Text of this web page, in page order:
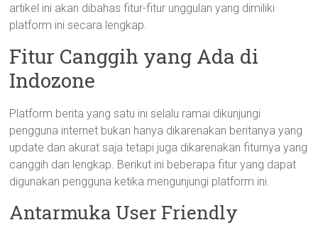
artikel ini akan dibahas fitur-fitur unggulan yang dimiliki
platform ini secara lengkap.
Fitur Canggih yang Ada di
Indozone
Platform berita yang satu ini selalu ramai dikunjungi
pengguna internet bukan hanya dikarenakan beritanya yang
update dan akurat saja tetapi juga dikarenakan fiturnya yang
canggih dan lengkap. Berikut ini beberapa fitur yang dapat
digunakan pengguna ketika mengunjungi platform ini.
Antarmuka User Friendly